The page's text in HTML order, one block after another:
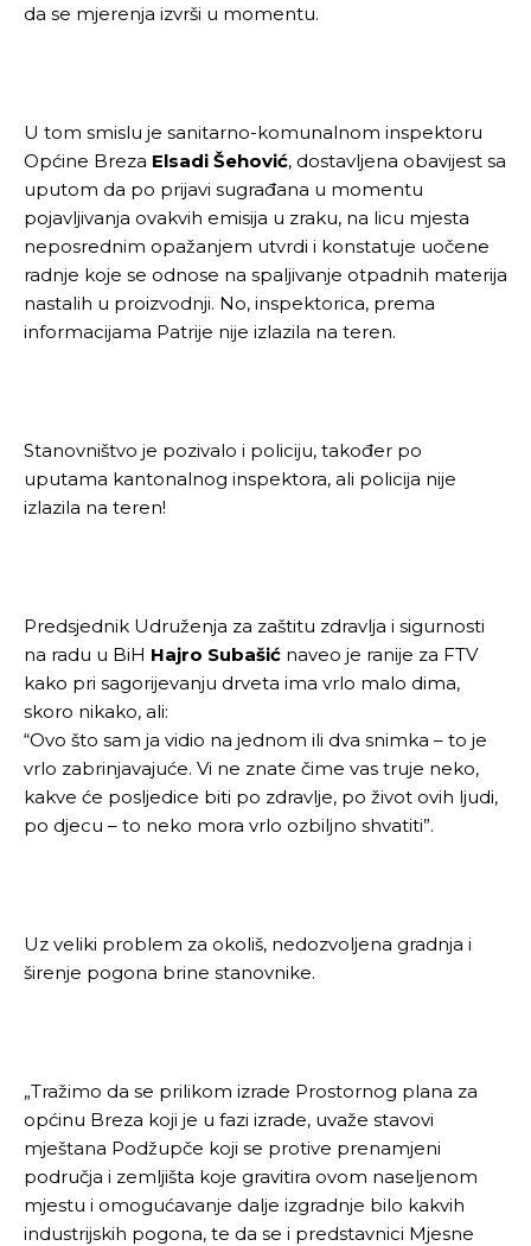
da se mjerenja izvrši u momentu.
U tom smislu je sanitarno-komunalnom inspektoru
Općine Breza Elsadi Šehović, dostavljena obavijest sa
uputom da po prijavi sugrađana u momentu
pojavljivanja ovakvih emisija u zraku, na licu mjesta
neposrednim opažanjem utvrdi i konstatuje uočene
radnje koje se odnose na spaljivanje otpadnih materija
nastalih u proizvodnji. No, inspektorica, prema
informacijama Patrije nije izlazila na teren.
Stanovništvo je pozivalo i policiju, također po
uputama kantonalnog inspektora, ali policija nije
izlazila na teren!
Predsjednik Udruženja za zaštitu zdravlja i sigurnosti
na radu u BiH Hajro Subašić naveo je ranije za FTV
kako pri sagorijevanju drveta ima vrlo malo dima,
skoro nikako, ali:
“Ovo što sam ja vidio na jednom ili dva snimka – to je
vrlo zabrinjavajuće. Vi ne znate čime vas truje neko,
kakve će posljedice biti po zdravlje, po život ovih ljudi,
po djecu – to neko mora vrlo ozbiljno shvatiti”.
Uz veliki problem za okoliš, nedozvoljena gradnja i
širenje pogona brine stanovnike.
„Tražimo da se prilikom izrade Prostornog plana za
općinu Breza koji je u fazi izrade, uvaže stavovi
mještana Podžupče koji se protive prenamjeni
područja i zemljišta koje gravitira ovom naseljenom
mjestu i omogućavanje dalje izgradnje bilo kakvih
industrijskih pogona, te da se i predstavnici Mjesne